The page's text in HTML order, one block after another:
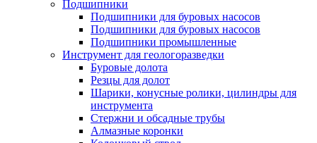
Подшипники
Подшипники для буровых насосов
Подшипники для буровых насосов
Подшипники промышленные
Инструмент для геологоразведки
Буровые долота
Резцы для долот
Шарики, конусные ролики, цилиндры для
инструмента
Стержни и обсадные трубы
Алмазные коронки